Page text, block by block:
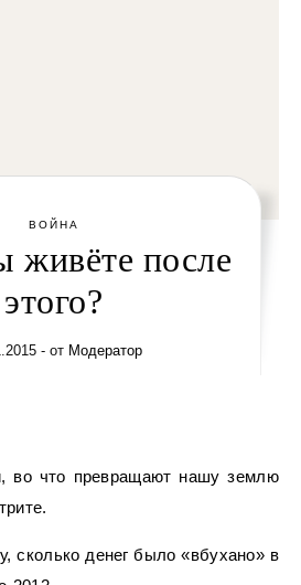
ВОЙНА
живёте после
этого?
- от Модератор
во что превращают нашу землю
сколько денег было «вбухано» в